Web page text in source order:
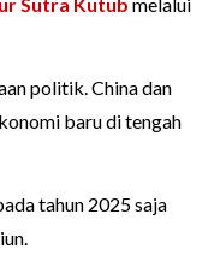
politik. China dan
baru di tengah
tahun 2025 saja